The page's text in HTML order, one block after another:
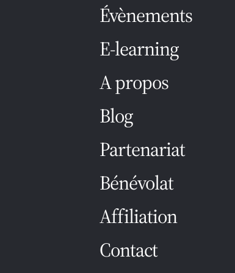
Évènements
E-learning
A propos
Blog
Partenariat
Bénévolat
Affiliation
Contact